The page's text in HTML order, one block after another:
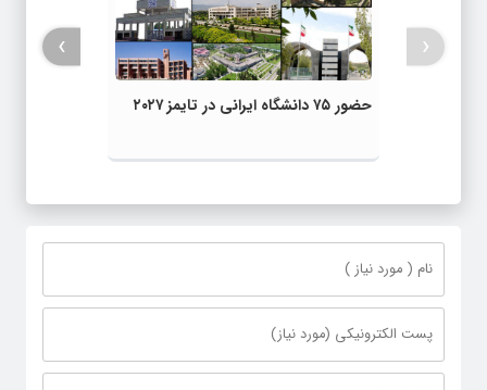
حضور ۷۵ دانشگاه ایرانی در تایمز ۲۰۲۷
‹
›